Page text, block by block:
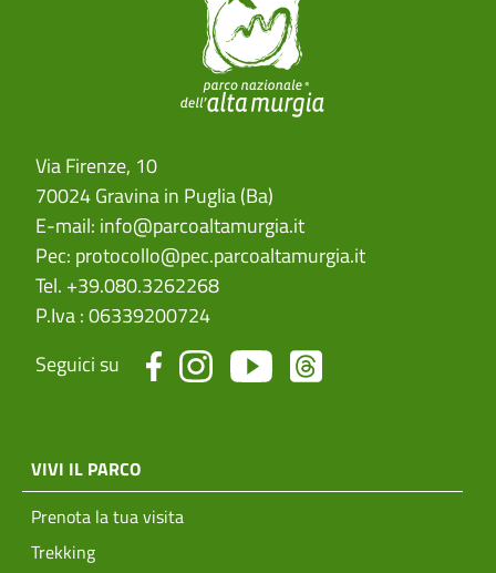
Via Firenze, 10
70024 Gravina in Puglia (Ba)
E-mail: info@parcoaltamurgia.it
Pec: protocollo@pec.parcoaltamurgia.it
Tel. +39.080.3262268
P.Iva : 06339200724
Seguici su
menu top footer
VIVI IL PARCO
Prenota la tua visita
Trekking